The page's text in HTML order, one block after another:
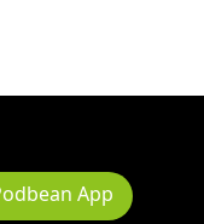
App